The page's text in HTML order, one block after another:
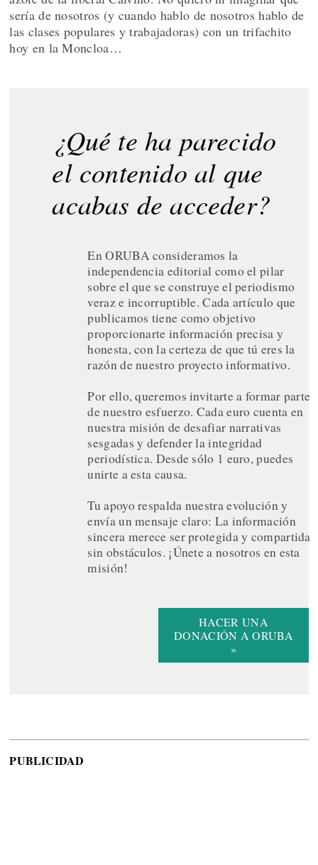
sería de nosotros (y cuando hablo de nosotros hablo de
las clases populares y trabajadoras) con un trifachito
hoy en la Moncloa…
¿Qué te ha parecido
el contenido al que
acabas de acceder?
En ORUBA consideramos la
independencia editorial como el pilar
sobre el que se construye el periodismo
veraz e incorruptible. Cada artículo que
publicamos tiene como objetivo
proporcionarte información precisa y
honesta, con la certeza de que tú eres la
razón de nuestro proyecto informativo.
Por ello, queremos invitarte a formar parte
de nuestro esfuerzo. Cada euro cuenta en
nuestra misión de desafiar narrativas
sesgadas y defender la integridad
periodística. Desde sólo 1 euro, puedes
unirte a esta causa.
Tu apoyo respalda nuestra evolución y
envía un mensaje claro: La información
sincera merece ser protegida y compartida
sin obstáculos. ¡Únete a nosotros en esta
misión!
HACER UNA
DONACIÓN A ORUBA
»
PUBLICIDAD